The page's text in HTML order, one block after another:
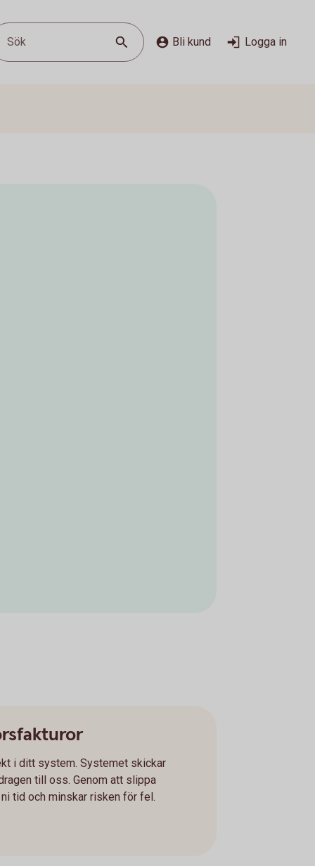
Sök Bli kund Logga in
i ditt system. Systemet skickar
till oss. Genom att slippa
tid och minskar risken för fel.